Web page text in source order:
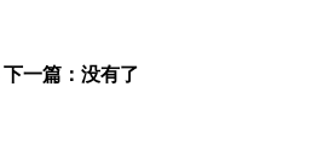
下一篇：没有了